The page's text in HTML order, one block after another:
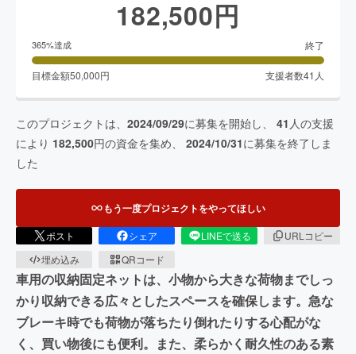
182,500円
365%達成 終了
目標金額50,000円 支援者数41 人
このプロジェクトは、 2024/09/29に募集を開始し、 41 人の支援
により 182,500円の資金を集め、 2024/10/31に募集を終了しま
した
もう一度プロジェクトをやってほしい
ポスト シェア LINEで送る
URLコピー
埋め込み
QRコード
車用の収納固定ネットは、小物から大きな荷物までしっ
かり収納できる広々としたスペースを確保します。急な
ブレーキ時でも荷物が落ちたり倒れたりする心配がな
く、買い物後にも便利。また、柔らかく耐久性のある素